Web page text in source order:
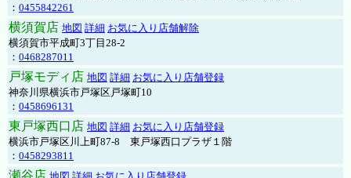
： 0455842261
横須賀店 地図 詳細 お気に入り店舗解除
横須賀市平成町3丁目28-2
： 0468287011
戸塚モディ店 地図 詳細 お気に入り店舗登録
神奈川県横浜市戸塚区戸塚町10
： 0458696131
東戸塚西口店 地図 詳細 お気に入り店舗登録
横浜市戸塚区川上町87-8 東戸塚西口プラザ１階
： 0458293811
瀬谷店